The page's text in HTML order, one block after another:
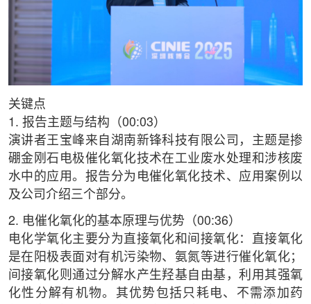
关键点
1. 报告主题与结构（00:03）
演讲者王宝峰来自湖南新锋科技有限公司，主题是掺
硼金刚石电极催化氧化技术在工业废水处理和涉核废
水中的应用。报告分为电催化氧化技术、应用案例以
及公司介绍三个部分。
2. 电催化氧化的基本原理与优势（00:36）
电化学氧化主要分为直接氧化和间接氧化：直接氧化
是在阳极表面对有机污染物、氨氮等进行催化氧化；
间接氧化则通过分解水产生羟基自由基，利用其强氧
化性分解有机物。其优势包括只耗电、不需添加药